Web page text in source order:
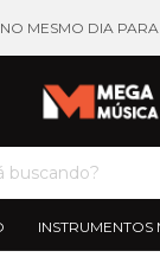
MESMO DIA
INSTRUMENTOS